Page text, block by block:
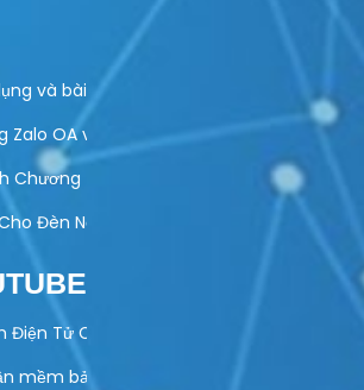
và bài toán quản lý bảo hành
Zalo OA vào hoạt động kinh doanh của
Chương Trình Khuyến Mại Trực Tuyến
Đèn Năng Lượng Mặt Trời – Giải Pháp
Điện Tử Cho Ngành Điện Máy
mềm bảo hành điện tử toàn diện